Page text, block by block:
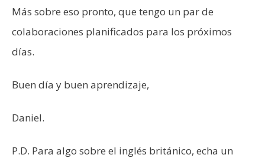
Más sobre eso pronto, que tengo un par de
colaboraciones planificados para los próximos
días.
Buen día y buen aprendizaje,
Daniel.
P.D. Para algo sobre el inglés británico, echa un